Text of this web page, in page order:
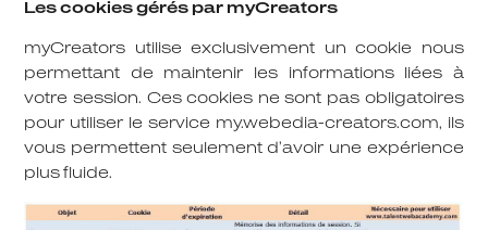
Les cookies gérés par myCreators
myCreators utilise exclusivement un cookie nous
permettant de maintenir les informations liées à
votre session. Ces cookies ne sont pas obligatoires
pour utiliser le service my.webedia-creators.com, ils
vous permettent seulement d’avoir une expérience
plus fluide.